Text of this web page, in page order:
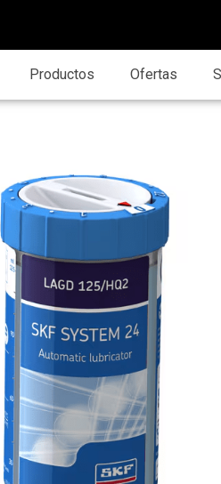
Productos Ofertas